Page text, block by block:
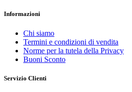
Informazioni
Chi siamo
Termini e condizioni di vendita
Norme per la tutela della Privacy
Buoni Sconto
Servizio Clienti